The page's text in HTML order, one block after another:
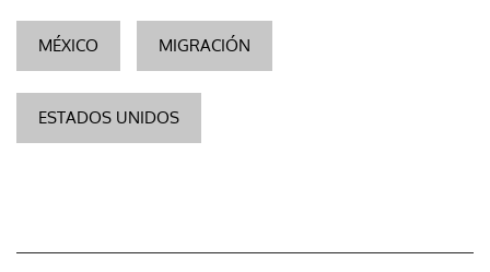
MÉXICO MIGRACIÓN
ESTADOS UNIDOS